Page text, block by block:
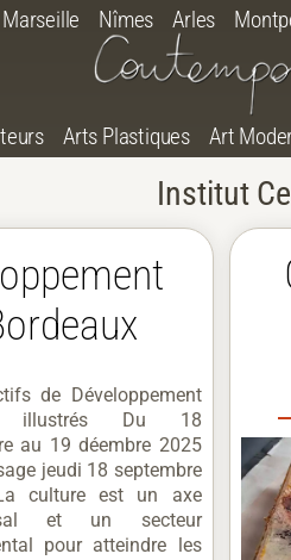
Marseille Nîmes Arles
Arts Plastiques Art
Institut
de Développement
illustrés Du 18
au 19 déembre 2025
jeudi 18 septembre
culture est un axe
et un secteur
pour atteindre les